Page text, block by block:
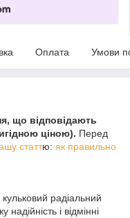
Оплата Умови
що відповідають
ціною). Перед
статтю: як правильно
радіальний
і відмінні